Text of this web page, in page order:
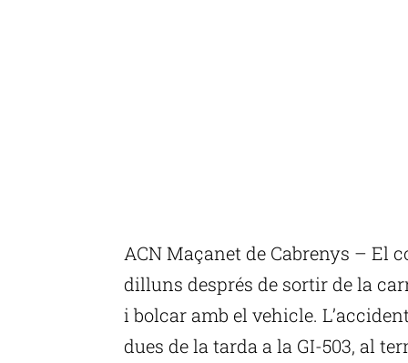
ACN Maçanet de Cabrenys – El
dilluns després de sortir de la
i bolcar amb el vehicle.
dues de la tarda a la GI-503, al